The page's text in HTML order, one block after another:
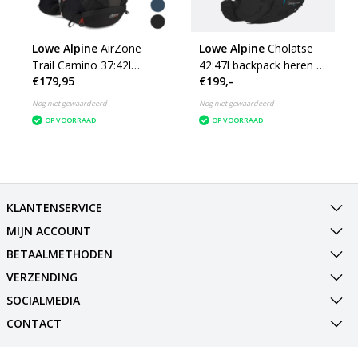
Lowe Alpine AirZone
Trail Camino 37:42l
wandelrugzak -
meerdere kleuren
€179,95
Nog niet gewaardeerd
OP VOORRAAD
Lowe Alpine Cholatse
42:47l backpack heren -
zwart
€199,-
Nog niet gewaardeerd
OP VOORRAAD
KLANTENSERVICE
MIJN ACCOUNT
BETAALMETHODEN
VERZENDING
SOCIALMEDIA
CONTACT